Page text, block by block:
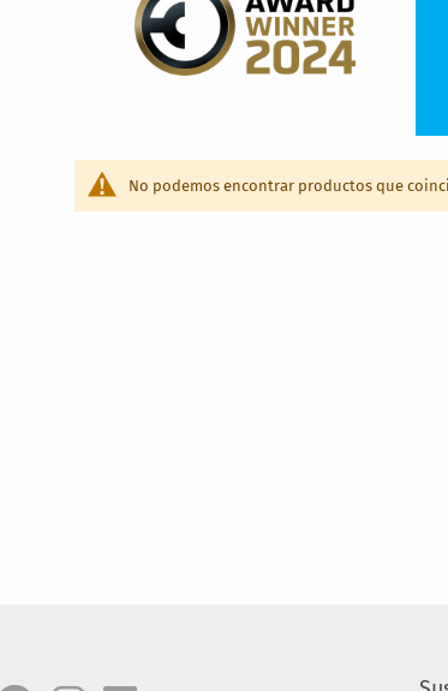
No podemos encontrar productos que